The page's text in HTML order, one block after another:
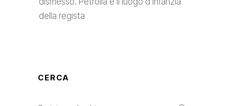
della regista
CERCA